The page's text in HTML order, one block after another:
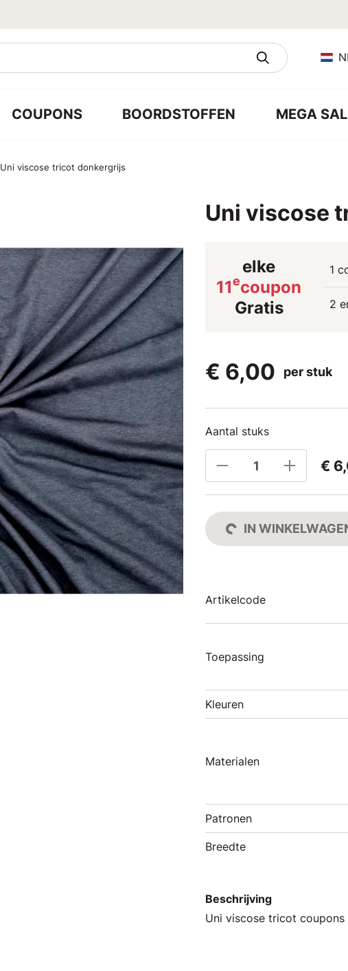
COUPONS BOORDSTOFFEN MEGA
Uni viscose tricot donkergrijs
Uni viscose
elke
11ecoupon
Gratis
1
2
€ 6,00 per stuk
Aantal stuks
€
IN
Artikelcode
Toepassing
Kleuren
Materialen
Patronen
Breedte
Beschrijving
Uni viscose tricot